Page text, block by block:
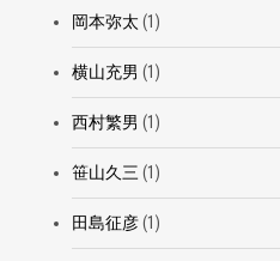
岡本弥太 (1)
横山充男 (1)
西村繁男 (1)
笹山久三 (1)
田島征彦(1)